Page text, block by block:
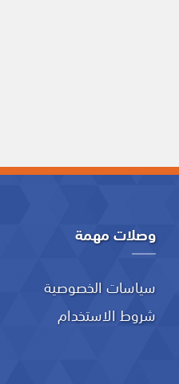
وصلات مهمة
سياسات الخصوصية
شروط الاستخدام